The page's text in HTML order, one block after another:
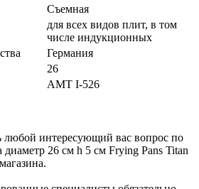
Съемная
для всех видов плит, в том
числе индукционных
Германия
26
AMT I-526
любой интересующий вас вопрос по
диаметр 26 см h 5 см Frying Pans Titan